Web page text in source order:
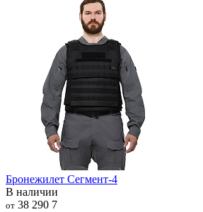
Бронежилет Сегмент-4
В наличии
от 38 290 7